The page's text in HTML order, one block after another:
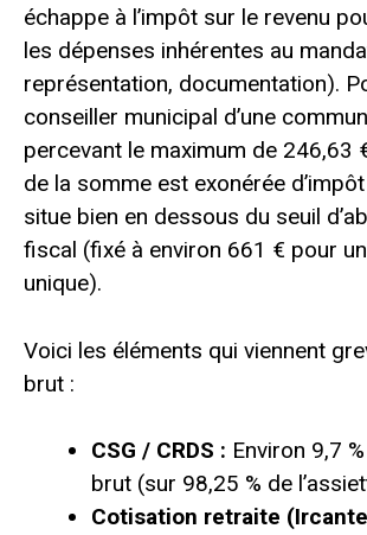
échappe à l’impôt sur le revenu
les dépenses inhérentes au
représentation, documentation).
conseiller municipal d’une
percevant le maximum de 246,63
de la somme est exonérée
situe bien en dessous du seuil
fiscal (fixé à environ 661 € pour
unique).
Voici les éléments qui viennent
brut :
CSG / CRDS : Environ 9,7
brut (sur 98,25 % de
Cotisation retraite